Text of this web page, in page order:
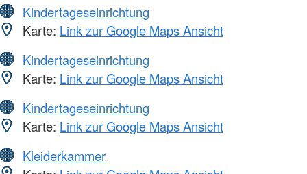
Kindertageseinrichtung
Karte: Link zur Google Maps Ansicht
Kindertageseinrichtung
Karte: Link zur Google Maps Ansicht
Kindertageseinrichtung
Karte: Link zur Google Maps Ansicht
Kleiderkammer